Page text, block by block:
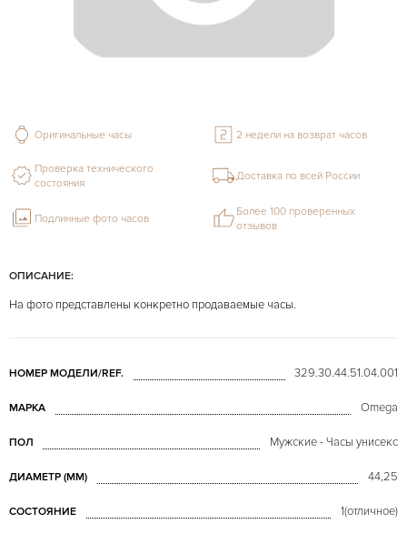
ОПИСАНИЕ:
На фото представлены конкретно продаваемые часы.
НОМЕР МОДЕЛИ/REF. 329.30.44.51.04.001
МАРКА Omega
ПОЛ Мужские - Часы унисекс
ДИАМЕТР (MM) 44,25
СОСТОЯНИЕ 1(отличное)
Оригинальные часы 2 недели на возврат часов
Проверка технического
состояния
Доставка по всей России
Подлинные фото часов
Более 100 проверенных
отзывов